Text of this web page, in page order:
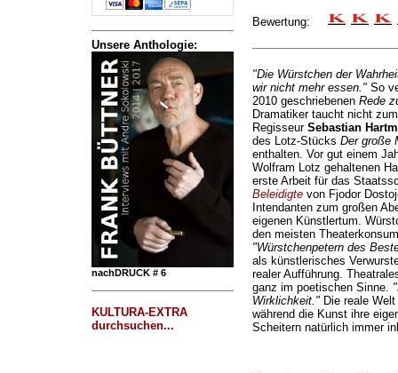
Unsere Anthologie:
nachDRUCK # 6
KULTURA-EXTRA
durchsuchen...
Bewertung:
"Die Würstchen der
wir nicht mehr essen."So
2010 geschriebenen Rede
Dramatiker taucht nicht
Regisseur Sebastian
des Lotz-Stücks Der große
enthalten. Vor gut einem
Wolfram Lotz gehaltenen
erste Arbeit für das
Beleidigtevon Fjodor
Intendanten zum großen
eigenen Künstlertum.
den meisten
"Würstchenpetern des
als künstlerisches
realer Aufführung.
ganz im poetischen Sinne.
Wirklichkeit."Die reale Welt
während die Kunst ihre
Scheitern natürlich immer